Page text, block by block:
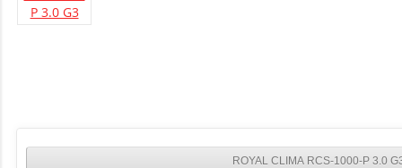
ROYAL CLIMA RCS-1000-P 3.0